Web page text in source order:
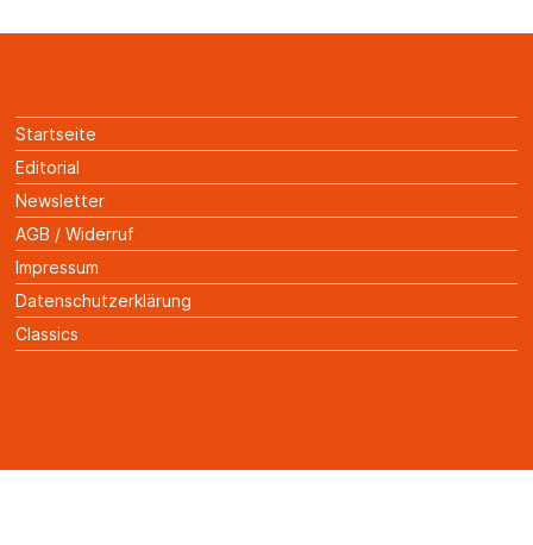
Startseite
Editorial
Newsletter
AGB / Widerruf
Impressum
Datenschutzerklärung
Classics